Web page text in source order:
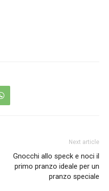
Next article
Gnocchi allo speck e noci il
primo pranzo ideale per un
pranzo speciale